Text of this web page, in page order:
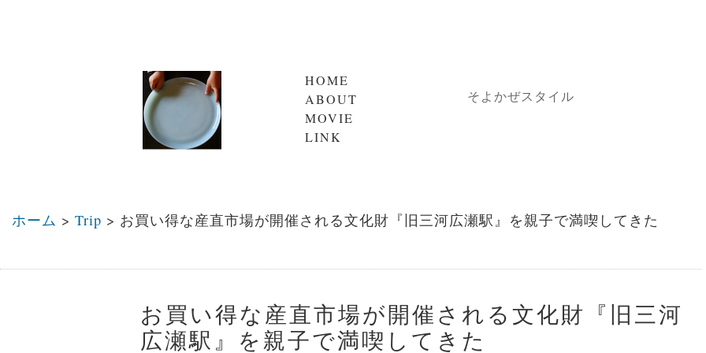
HOME
ABOUT
MOVIE
LINK
そよかぜスタイル
ホーム > Trip > お買い得な産直市場が開催される文化財『旧三河広瀬駅』を親子で満喫してきた
お買い得な産直市場が開催される文化財『旧三河
広瀬駅』を親子で満喫してきた